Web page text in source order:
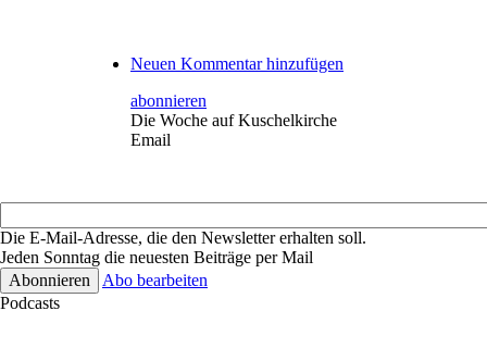
Neuen Kommentar hinzufügen
abonnieren
Die Woche auf Kuschelkirche
Email
Die E-Mail-Adresse, die den Newsletter erhalten soll.
Jeden Sonntag die neuesten Beiträge per Mail
Abo bearbeiten
Podcasts